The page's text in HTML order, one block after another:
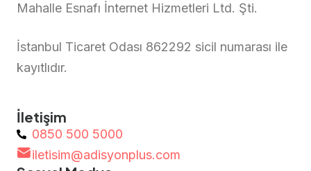
Mahalle Esnafı İnternet Hizmetleri Ltd. Şti.
İstanbul Ticaret Odası 862292 sicil numarası ile
kayıtlıdır.
İletişim
0850 500 5000
iletisim@adisyonplus.com